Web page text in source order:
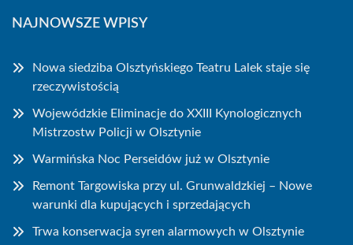
NAJNOWSZE WPISY
Nowa siedziba Olsztyńskiego Teatru Lalek staje się
rzeczywistością
Wojewódzkie Eliminacje do XXIII Kynologicznych
Mistrzostw Policji w Olsztynie
Warmińska Noc Perseidów już w Olsztynie
Remont Targowiska przy ul. Grunwaldzkiej – Nowe
warunki dla kupujących i sprzedających
Trwa konserwacja syren alarmowych w Olsztynie